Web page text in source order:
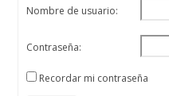
Nombre de usuario:
Contraseña:
Recordar mi contraseña